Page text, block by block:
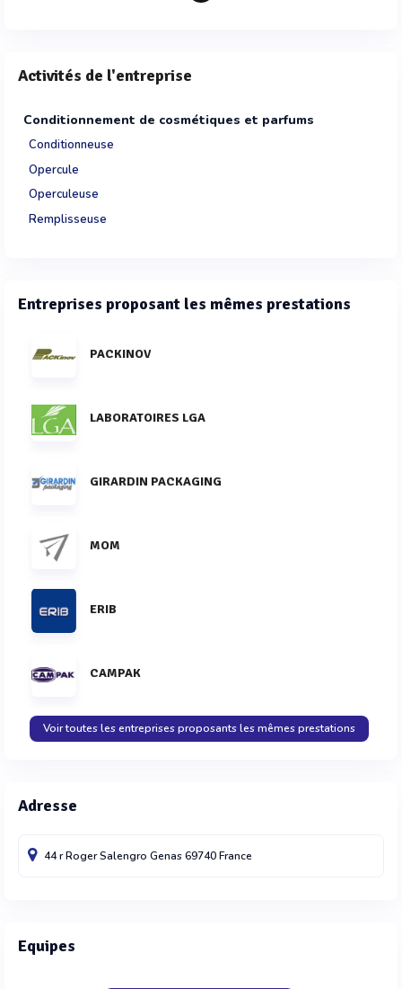
Activités de l'entreprise
Conditionnement de cosmétiques et parfums
Conditionneuse
Opercule
Operculeuse
Remplisseuse
Entreprises proposant les mêmes prestations
PACKINOV
LABORATOIRES LGA
GIRARDIN PACKAGING
MOM
ERIB
CAMPAK
Voir toutes les entreprises proposants les mêmes prestations
Adresse
44 r Roger Salengro Genas69740France
Equipes